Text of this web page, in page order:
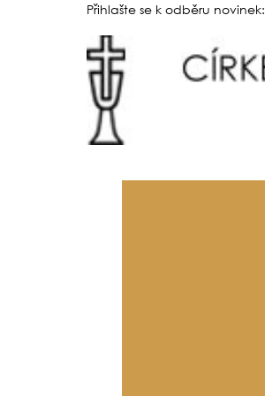
Přihlašte se k odběru novinek: